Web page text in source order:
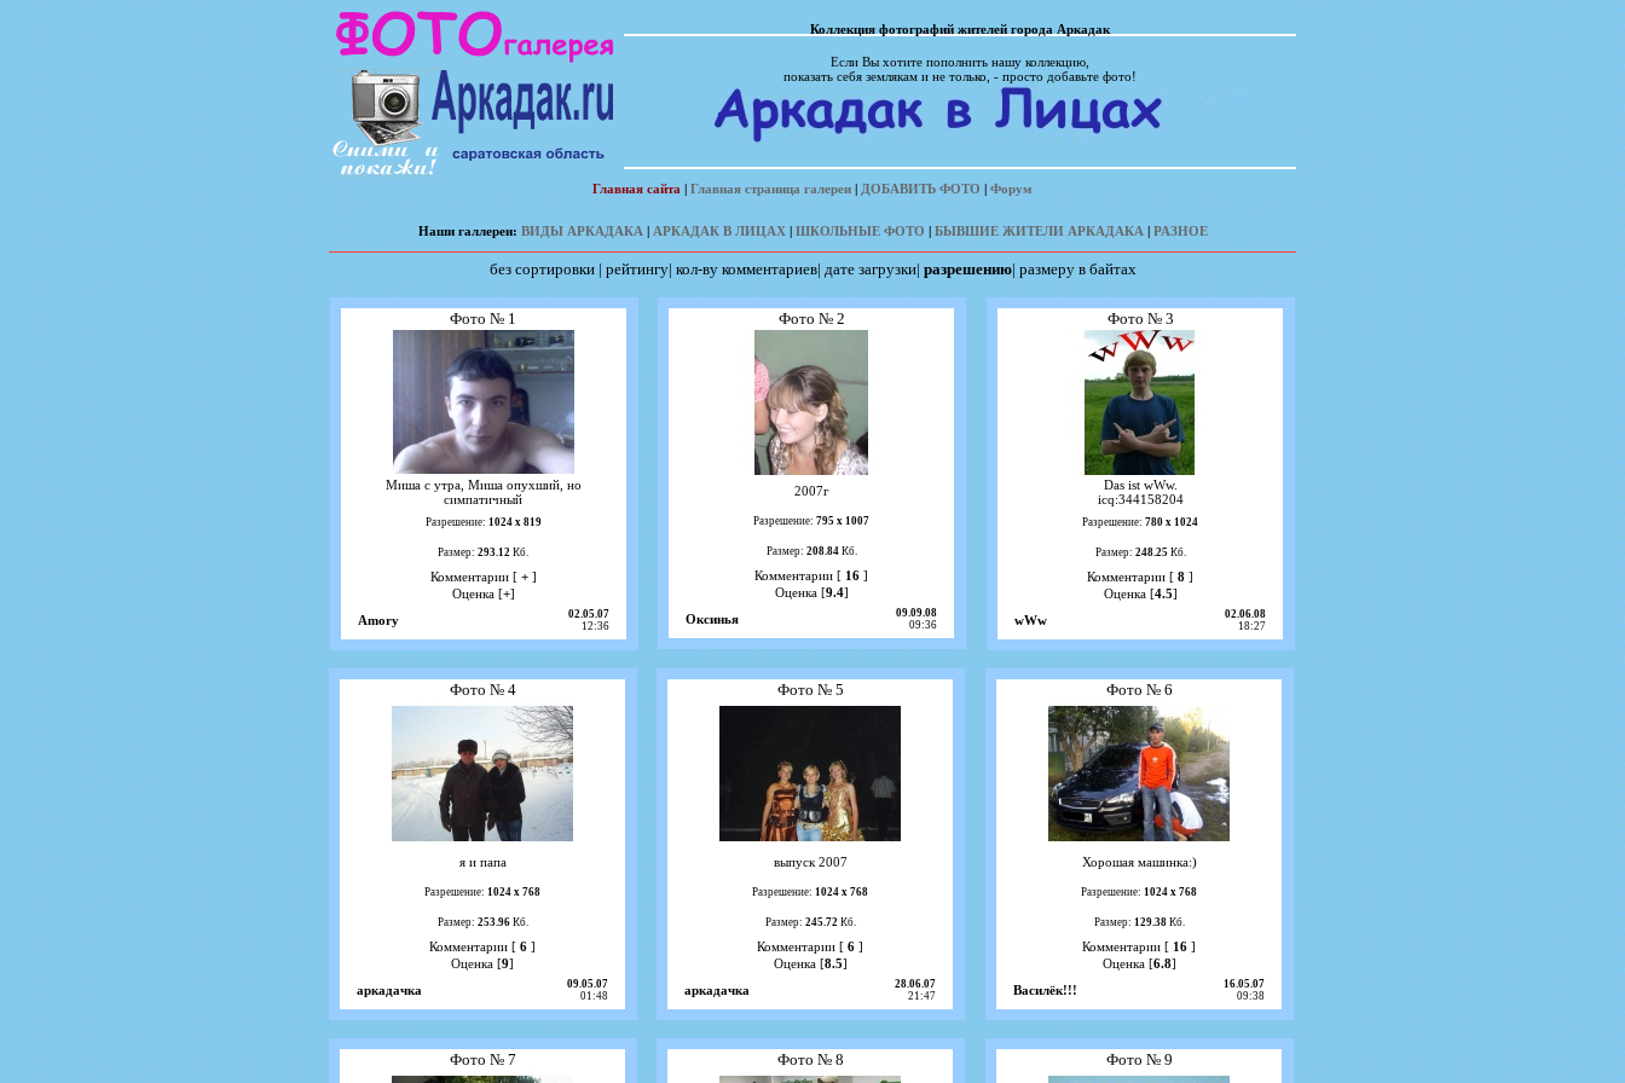
Коллекция фотографий жителей города Аркадак
Если Вы хотите пополнить нашу коллекцию,
показать себя землякам и не только, - просто добавьте фото!
Главная сайта | Главная страница галереи | ДОБАВИТЬ ФОТО | Форум
Наши галлереи: ВИДЫ АРКАДАКА | АРКАДАК В ЛИЦАХ | ШКОЛЬНЫЕ ФОТО | БЫВШИЕ ЖИТЕЛИ АРКАДАКА | РАЗНОЕ
без сортировки| рейтингу| кол-ву комментариев| дате загрузки| разрешению| размеру в байтах
Фото № 1
Миша с утра, Миша опухший, но
симпатичный
Разрешение: 1024 х 819
Размер: 293.12 Кб.
Комментарии [ +]
Оценка [+]
Amory
02.05.07
12:36
Фото № 2
2007г
Разрешение: 795 х 1007
Размер: 208.84Кб.
Комментарии [ 16 ]
Оценка [9.4]
Оксинья
09.09.08
09:36
Фото № 3
Das ist wWw.
icq:344158204
Разрешение: 780 х 1024
Размер: 248.25Кб.
Комментарии [ 8 ]
Оценка [4.5]
wWw
02.06.08
18:27
Фото № 4
я и папа
Разрешение: 1024 х 768
Размер: 253.96Кб.
Комментарии [ 6 ]
Оценка [9]
аркадачка
09.05.07
01:48
Фото № 5
выпуск 2007
Разрешение: 1024 х 768
Размер: 245.72Кб.
Комментарии [ 6 ]
Оценка [8.5]
аркадачка
28.06.07
21:47
Фото № 6
Хорошая машинка:)
Разрешение: 1024 х 768
Размер: 129.38Кб.
Комментарии [ 16 ]
Оценка [6.8]
Василёк!!!
16.05.07
09:38
Фото № 7 Фото № 8 Фото № 9